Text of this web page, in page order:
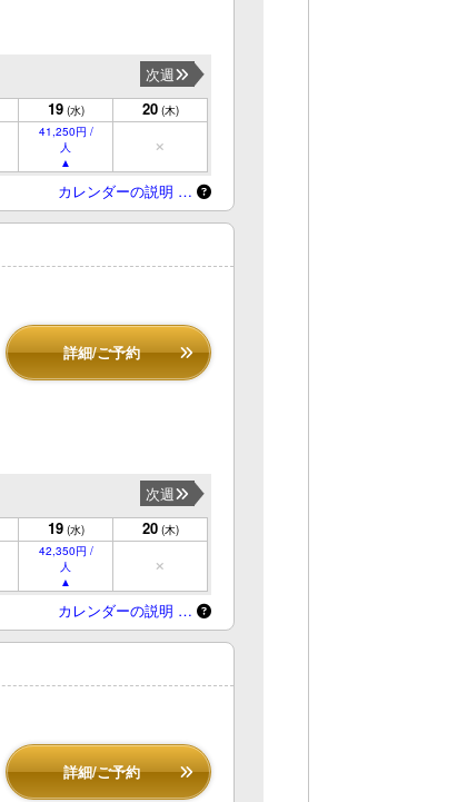
次週
19 (水) 20 (木)
41,250円 /
人
カレンダーの説明 …
詳細/ご予約
次週
19 (水) 20 (木)
42,350円 /
人
カレンダーの説明 …
詳細/ご予約